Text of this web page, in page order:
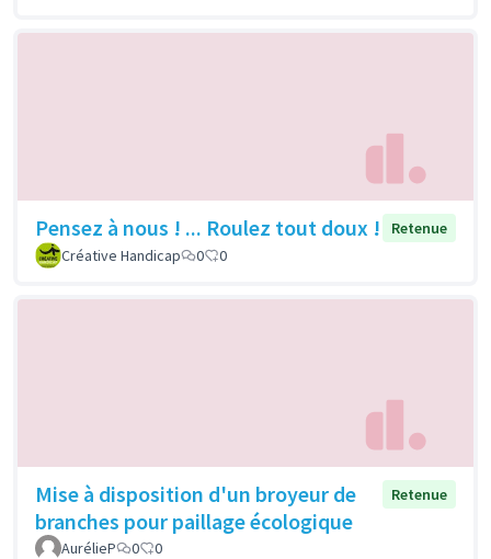
Pensez à nous ! ... Roulez tout doux !
Retenue
Créative Handicap
0 0
Mise à disposition d'un broyeur de
branches pour paillage écologique
Retenue
AurélieP 0 0